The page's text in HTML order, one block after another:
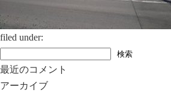
filed under:
索:
検索
最近のコメント
アーカイブ